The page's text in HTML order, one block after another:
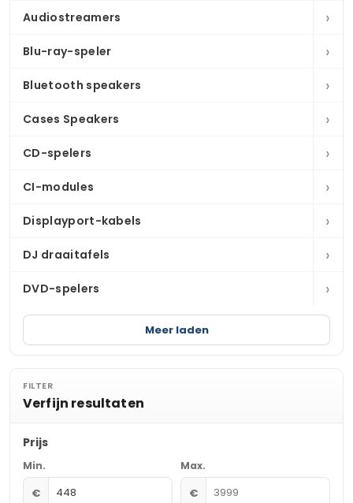
Audiostreamers ›
Blu-ray-speler ›
Bluetooth speakers ›
Cases Speakers ›
CD-spelers ›
CI-modules ›
Displayport-kabels ›
DJ draaitafels ›
DVD-spelers ›
Meer laden
FILTER
Verfijn resultaten
Prijs
Min.
€
Max.
€